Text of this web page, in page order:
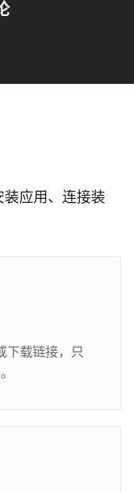
应用、连接装
下载链接，只